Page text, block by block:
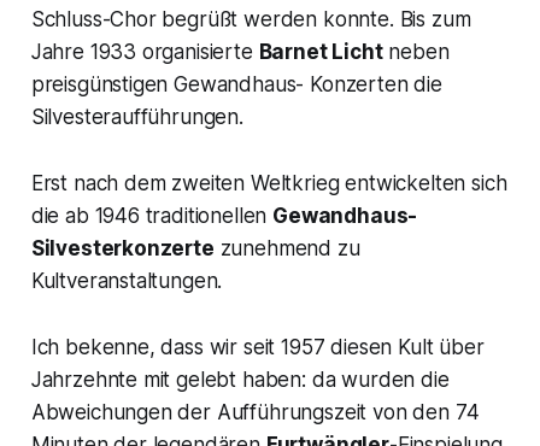
Schluss-Chor begrüßt werden konnte. Bis zum
Jahre 1933 organisierte Barnet Lichtneben
preisgünstigen Gewandhaus- Konzerten die
Silvesteraufführungen.
Erst nach dem zweiten Weltkrieg entwickelten sich
die ab 1946 traditionellen Gewandhaus-
Silvesterkonzerte zunehmend zu
Kultveranstaltungen.
Ich bekenne, dass wir seit 1957 diesen Kult über
Jahrzehnte mit gelebt haben: da wurden die
Abweichungen der Aufführungszeit von den 74